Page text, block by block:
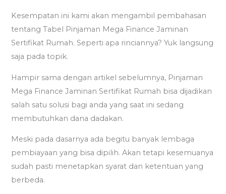
Kesempatan ini kami akan mengambil pembahasan
tentang Tabel Pinjaman Mega Finance Jaminan
Sertifikat Rumah. Seperti apa rinciannya? Yuk langsung
saja pada topik.
Hampir sama dengan artikel sebelumnya, Pinjaman
Mega Finance Jaminan Sertifikat Rumah bisa dijadikan
salah satu solusi bagi anda yang saat ini sedang
membutuhkan dana dadakan.
Meski pada dasarnya ada begitu banyak lembaga
pembiayaan yang bisa dipilih. Akan tetapi kesemuanya
sudah pasti menetapkan syarat dan ketentuan yang
berbeda.